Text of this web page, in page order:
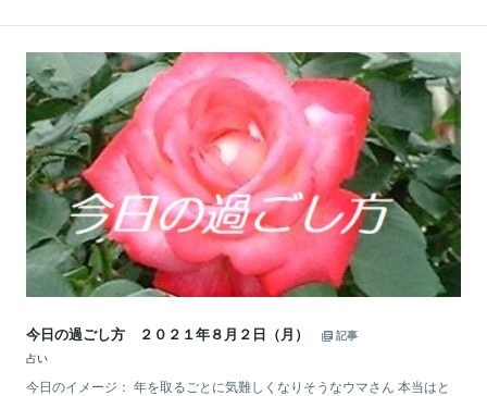
今日の過ごし方 ２０２１年８月２日（月）
記事
占い
今日のイメージ： 年を取るごとに気難しくなりそうなウマさん 本当はと